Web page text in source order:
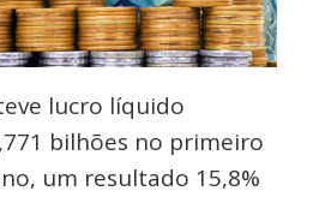
lucro líquido
bilhões no primeiro
um resultado 15,8%